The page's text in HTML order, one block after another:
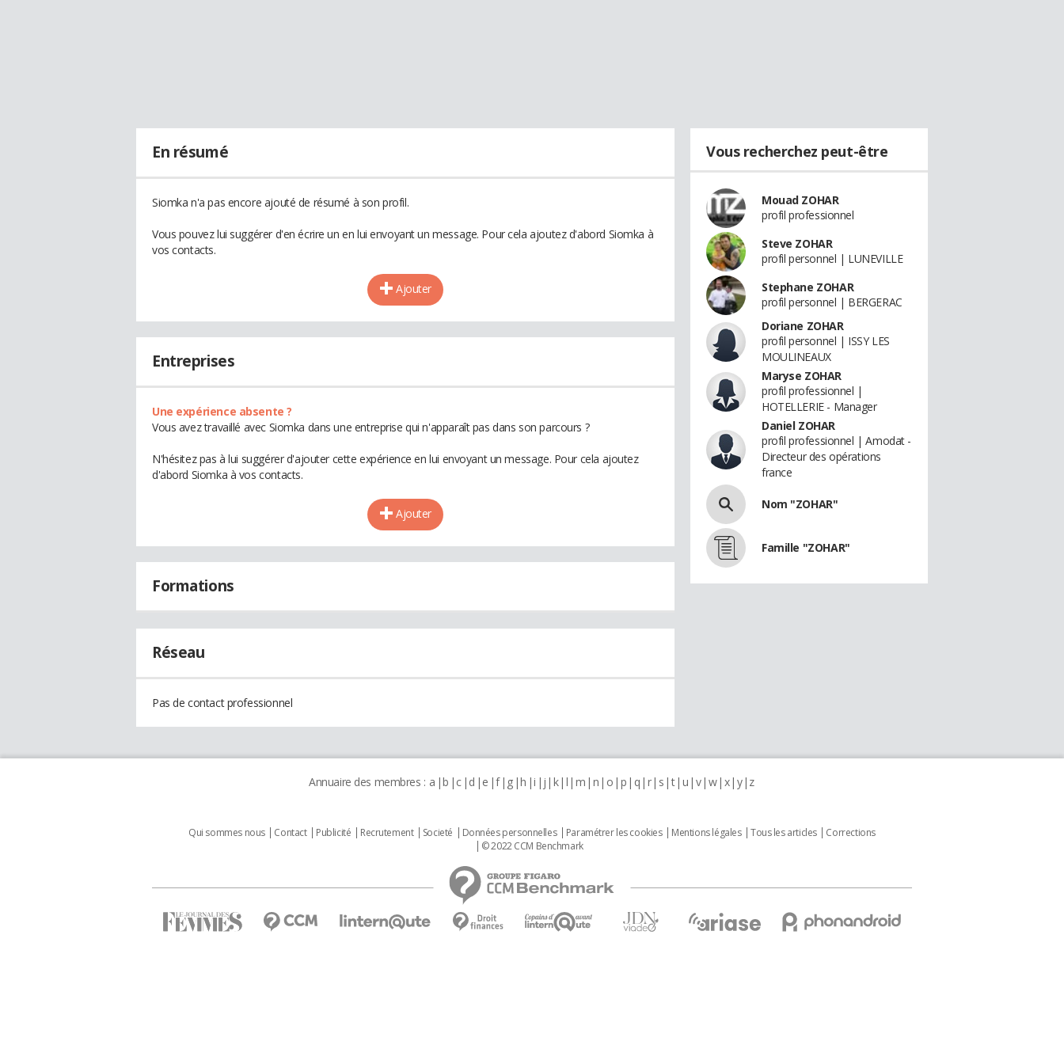
En résumé
Siomka n'a pas encore ajouté de résumé à son profil.
Vous pouvez lui suggérer d'en écrire un en lui envoyant un message. Pour cela ajoutez d'abord Siomka à
vos contacts.
Ajouter
Entreprises
Une expérience absente ?
Vous avez travaillé avec Siomka dans une entreprise qui n'apparaît pas dans son parcours ?
N'hésitez pas à lui suggérer d'ajouter cette expérience en lui envoyant un message. Pour cela ajoutez
d'abord Siomka à vos contacts.
Ajouter
Formations
Réseau
Pas de contact professionnel
Vous recherchez peut-être
Mouad ZOHAR
profil professionnel
Steve ZOHAR
profil personnel | LUNEVILLE
Stephane ZOHAR
profil personnel | BERGERAC
Doriane ZOHAR
profil personnel | ISSY LES
MOULINEAUX
Maryse ZOHAR
profil professionnel |
HOTELLERIE - Manager
Daniel ZOHAR
profil professionnel | Amodat -
Directeur des opérations
france
Nom "ZOHAR"
Famille "ZOHAR"
Annuaire des membres : a b c d e f g h i j k l m n o p q r s t u v w x y z
Qui sommes nous Contact Publicité Recrutement Societé Données personnelles Paramétrer les cookies Mentions légales Tous les articles
Corrections
© 2022 CCM Benchmark